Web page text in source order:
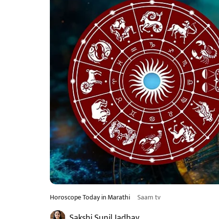
Horoscope Today in Marathi Saam tv